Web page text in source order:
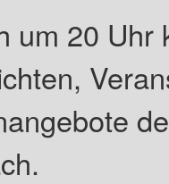
um 20 Uhr